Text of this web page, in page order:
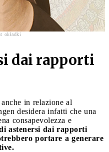
okładki
dai rapporti
in relazione al
desidera infatti che una
consapevolezza e
astenersi dai rapporti
portare a generare